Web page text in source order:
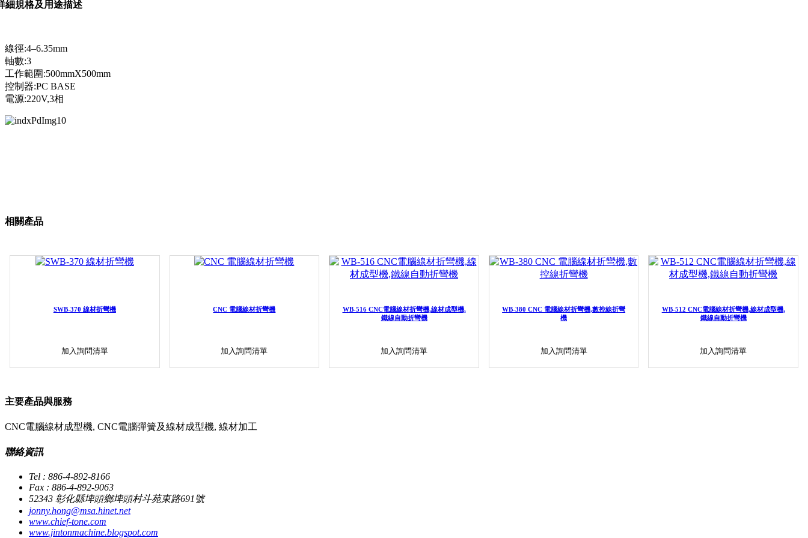
細規格及用途描述
線徑:4–6.35mm
軸數:3
工作範圍:500mmX500mm
控制器:PC BASE
電源:220V,3相
相關產品
SWB-370 線材折彎機
加入詢問清單
CNC 電腦線材折彎機
加入詢問清單
WB-516 CNC電腦線材折彎機,線材成型機,
鐵線自動折彎機
加入詢問清單
WB-380 CNC 電腦線材折彎機,數控線折彎
機
加入詢問清單
WB-512 CNC電腦線材折彎機,線材成型機,
鐵線自動折彎機
加入詢問清單
主要產品與服務
CNC電腦線材成型機, CNC電腦彈簧及線材成型機, 線材加工
聯絡資訊
Tel : 886-4-892-8166
Fax : 886-4-892-9063
52343 彰化縣埤頭鄉埤頭村斗苑東路691號
jonny.hong@msa.hinet.net
www.chief-tone.com
www.jintonmachine.blogspot.com